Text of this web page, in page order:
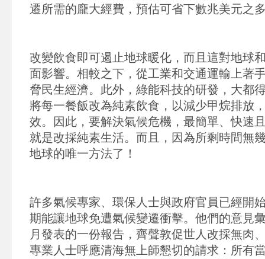
遷所需的龐大經費，預估可省下數兆美元之
改變飲食即可遏止地球暖化，而且這對地球
面影響。相較之下，從工業和交通運輸上著
脅民生經濟。此外，綠能科技的研發，大都
將每一餐飯改為純素飲食，以減少甲烷排放
效。因此，要解決氣候危機，最簡單、快速
就是改採純素生活。而且，因為所剩時間無
地球的唯一方法了！
許多氣候專家、環保人士與政府官員已經開
期能讓地球免遭氣候變遷衝擊。他們的意見
月發表的一份報告，齊聲敦促世人改採無肉
專業人士呼應清海無上師懇切的請求：所有